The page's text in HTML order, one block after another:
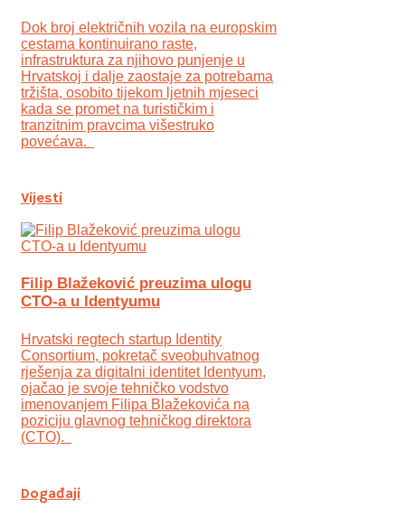
Dok broj električnih vozila na europskim
cestama kontinuirano raste,
infrastruktura za njihovo punjenje u
Hrvatskoj i dalje zaostaje za potrebama
tržišta, osobito tijekom ljetnih mjeseci
kada se promet na turističkim i
tranzitnim pravcima višestruko
povećava.
Vijesti
Filip Blažeković preuzima ulogu
CTO-a u Identyumu
Hrvatski regtech startup Identity
Consortium, pokretač sveobuhvatnog
rješenja za digitalni identitet Identyum,
ojаčao je svoje tehničko vodstvo
imenovanjem Filipa Blažekovića na
poziciju glavnog tehničkog direktora
(CTO).
Događaji